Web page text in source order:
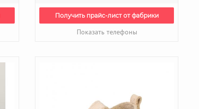
Получить прайс-лист от фабрики
Показать телефоны